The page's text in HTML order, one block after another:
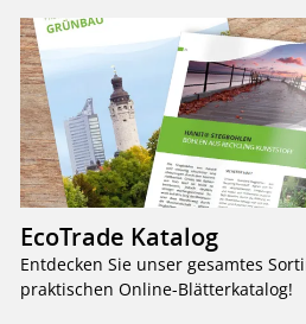
EcoTrade Katalog
Entdecken Sie unser gesamtes
praktischen Online-Blätterkatalog!